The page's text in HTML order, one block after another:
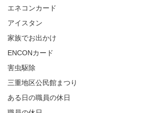
エネコンカード
アイスタン
家族でお出かけ
ENCONカード
害虫駆除
三重地区公民館まつり
ある日の職員の休日